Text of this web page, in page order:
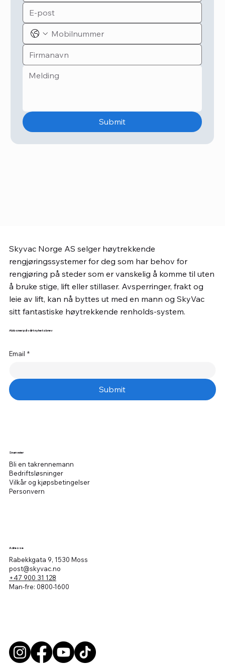
Submit
Skyvac Norge AS selger høytrekkende
rengjøringssystemer for deg som har behov for
rengjøring på steder som er vanskelig å komme til uten
å bruke stige, lift eller stillaser. Avsperringer, frakt og
leie av lift, kan nå byttes ut med en mann og SkyVac
sitt fantastiske høytrekkende renholds-system.
Abboner på vårt nyhetsbrev
Email *
Submit
Snarveier
Bli en takrennemann
Bedriftsløsninger
Vilkår og kjøpsbetingelser
Personvern
Adresse
Rabekkgata 9, 1530 Moss
post@skyvac.no
+47 900 31 128
Man-fre: 0800-1600